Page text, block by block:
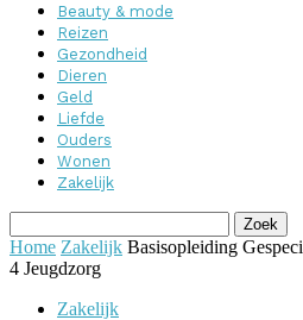
Beauty & mode
Reizen
Gezondheid
Dieren
Geld
Liefde
Ouders
Wonen
Zakelijk
Home Zakelijk Basisopleiding
4 Jeugdzorg
Zakelijk